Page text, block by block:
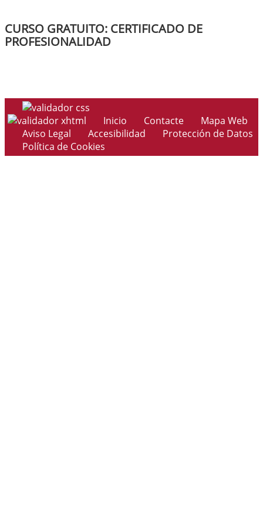
CURSO GRATUITO: CERTIFICADO DE
PROFESIONALIDAD
Inicio Contacte
Mapa Web
Aviso Legal
Accesibilidad
Protección de Datos
Política de Cookies